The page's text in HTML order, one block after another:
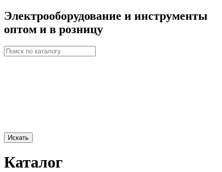
Электрооборудование и инструменты
оптом и в розницу
Искать
Каталог